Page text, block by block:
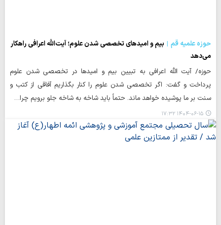
حوزه علمیه قم
بیم و امیدهای تخصصی شدن علوم؛ آیت‌الله اعرافی راهکار
می‌دهد
حوزه/ آیت الله اعرافی به تبیین بیم و امیدها در تخصصی شدن علوم
پرداخت و گفت: اگر تخصصی شدن علوم را کنار بگذاریم آفاقی از کتب و
سنت بر ما پوشیده خواهد ماند. حتماً باید شاخه به شاخه جلو برویم چرا…
۱۴۰۴-۰۶-۱۵ ۱۷:۳۲